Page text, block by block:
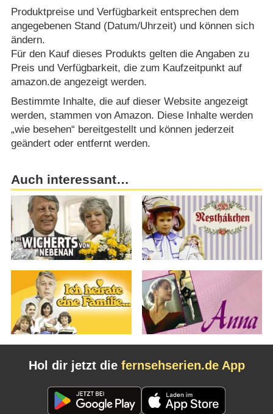
Produktpreise und Verfügbarkeit entsprechen dem
angegebenen Stand (Datum/Uhrzeit) und können sich
ändern.
Für den Kauf dieses Produkts gelten die Angaben zu
Preis und Verfügbarkeit, die zum Kaufzeitpunkt auf
amazon.de angezeigt werden.
Bestimmte Inhalte, die auf dieser Website angezeigt
werden, stammen von Amazon. Diese Inhalte werden
„wie besehen“ bereitgestellt und können jederzeit
geändert oder entfernt werden.
Auch interessant…
Hol dir jetzt die fernsehserien.de App